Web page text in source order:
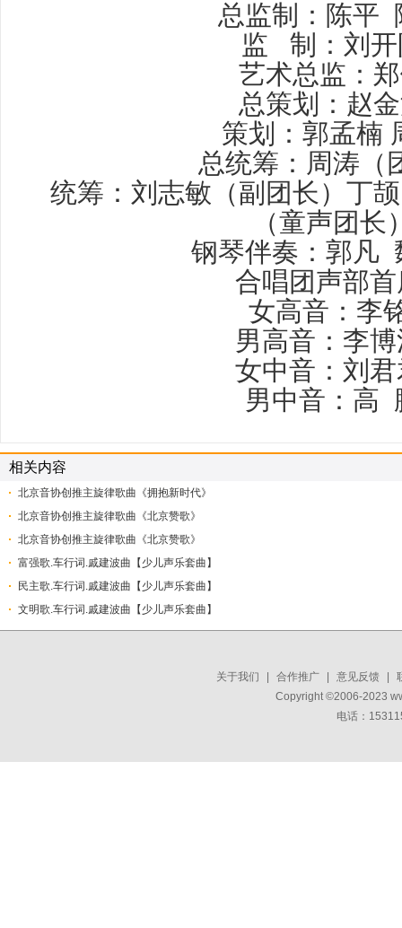
总监制：陈平
监 制：刘开
艺术总监：
总策划：赵
策划：郭孟楠
总统筹：周涛（
统筹：刘志敏（副团长）丁
（童声团长
钢琴伴奏：郭凡
合唱团声部
女高音：李
男高音：李
女中音：刘
男中音：高
相关内容
北京音协创推主旋律歌曲《拥抱新时代》
北京音协创推主旋律歌曲《北京赞歌》
北京音协创推主旋律歌曲《北京赞歌》
富强歌.车行词.戚建波曲【少儿声乐套曲】
民主歌.车行词.戚建波曲【少儿声乐套曲】
文明歌.车行词.戚建波曲【少儿声乐套曲】
关于我们 合作推广 意见反馈
Copyright ©2006-2023
电话：